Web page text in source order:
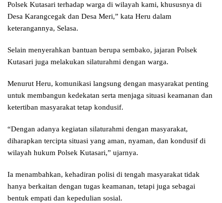
Polsek Kutasari terhadap warga di wilayah kami, khususnya di
Desa Karangcegak dan Desa Meri,” kata Heru dalam
keterangannya, Selasa.
Selain menyerahkan bantuan berupa sembako, jajaran Polsek
Kutasari juga melakukan silaturahmi dengan warga.
Menurut Heru, komunikasi langsung dengan masyarakat penting
untuk membangun kedekatan serta menjaga situasi keamanan dan
ketertiban masyarakat tetap kondusif.
“Dengan adanya kegiatan silaturahmi dengan masyarakat,
diharapkan tercipta situasi yang aman, nyaman, dan kondusif di
wilayah hukum Polsek Kutasari,” ujarnya.
Ia menambahkan, kehadiran polisi di tengah masyarakat tidak
hanya berkaitan dengan tugas keamanan, tetapi juga sebagai
bentuk empati dan kepedulian sosial.